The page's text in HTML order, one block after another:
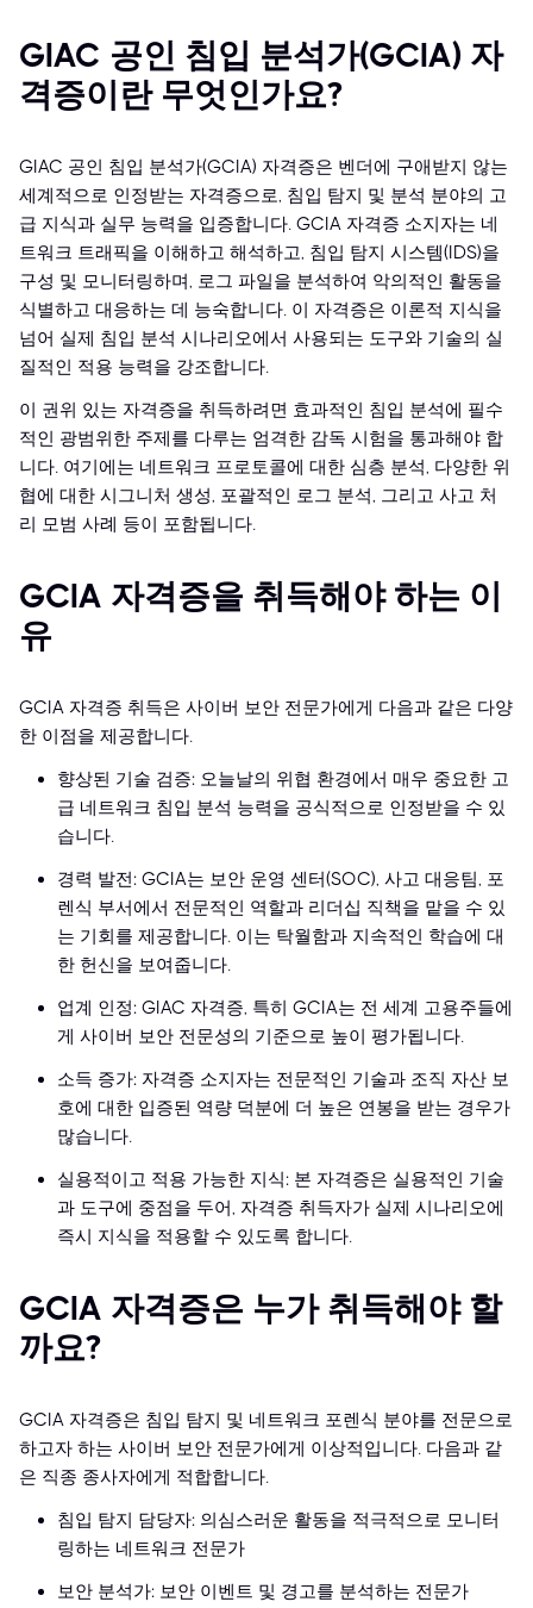
GIAC 공인 침입 분석가(GCIA) 자
격증이란 무엇인가요?
GIAC 공인 침입 분석가(GCIA) 자격증은 벤더에 구애받지 않는
세계적으로 인정받는 자격증으로, 침입 탐지 및 분석 분야의 고
급 지식과 실무 능력을 입증합니다. GCIA 자격증 소지자는 네
트워크 트래픽을 이해하고 해석하고, 침입 탐지 시스템(IDS)을
구성 및 모니터링하며, 로그 파일을 분석하여 악의적인 활동을
식별하고 대응하는 데 능숙합니다. 이 자격증은 이론적 지식을
넘어 실제 침입 분석 시나리오에서 사용되는 도구와 기술의 실
질적인 적용 능력을 강조합니다.
이 권위 있는 자격증을 취득하려면 효과적인 침입 분석에 필수
적인 광범위한 주제를 다루는 엄격한 감독 시험을 통과해야 합
니다. 여기에는 네트워크 프로토콜에 대한 심층 분석, 다양한 위
협에 대한 시그니처 생성, 포괄적인 로그 분석, 그리고 사고 처
리 모범 사례 등이 포함됩니다.
GCIA 자격증을 취득해야 하는 이
유
GCIA 자격증 취득은 사이버 보안 전문가에게 다음과 같은 다양
한 이점을 제공합니다.
향상된 기술 검증: 오늘날의 위협 환경에서 매우 중요한 고
급 네트워크 침입 분석 능력을 공식적으로 인정받을 수 있
습니다.
경력 발전: GCIA는 보안 운영 센터(SOC), 사고 대응팀, 포
렌식 부서에서 전문적인 역할과 리더십 직책을 맡을 수 있
는 기회를 제공합니다. 이는 탁월함과 지속적인 학습에 대
한 헌신을 보여줍니다.
업계 인정: GIAC 자격증, 특히 GCIA는 전 세계 고용주들에
게 사이버 보안 전문성의 기준으로 높이 평가됩니다.
소득 증가: 자격증 소지자는 전문적인 기술과 조직 자산 보
호에 대한 입증된 역량 덕분에 더 높은 연봉을 받는 경우가
많습니다.
실용적이고 적용 가능한 지식: 본 자격증은 실용적인 기술
과 도구에 중점을 두어, 자격증 취득자가 실제 시나리오에
즉시 지식을 적용할 수 있도록 합니다.
GCIA 자격증은 누가 취득해야 할
까요?
GCIA 자격증은 침입 탐지 및 네트워크 포렌식 분야를 전문으로
하고자 하는 사이버 보안 전문가에게 이상적입니다. 다음과 같
은 직종 종사자에게 적합합니다.
침입 탐지 담당자: 의심스러운 활동을 적극적으로 모니터
링하는 네트워크 전문가
보안 분석가: 보안 이벤트 및 경고를 분석하는 전문가